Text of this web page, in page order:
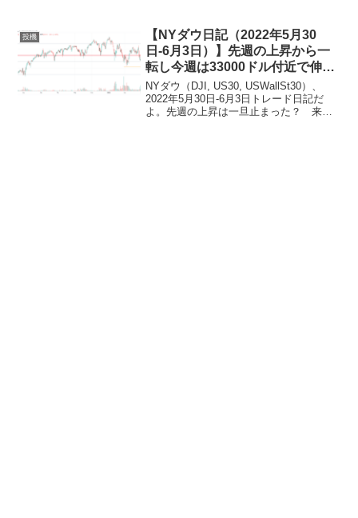
ンは大陽線、6週連続陽線で10万ドルを...
投機
【NYダウ日記（2022年5月30
日-6月3日）】先週の上昇から一
転し今週は33000ドル付近で伸び
悩む、来週CPI（消費者物価指
数）そして再来週FOMCでどう動
く？【ゆるゆる投機的行動207】
NYダウ（DJI, US30, USWallSt30）、
2022年5月30日-6月3日トレード日記だ
よ。先週の上昇は一旦止まった？ 来週